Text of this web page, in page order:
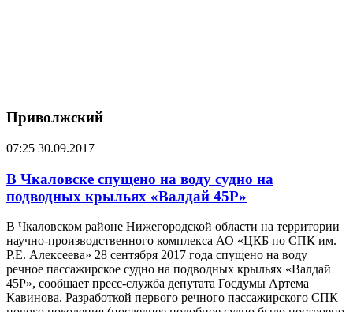
Приволжский
07:25 30.09.2017
В Чкаловске спущено на воду судно на
подводных крыльях «Валдай 45Р»
В Чкаловском районе Нижегородской области на территории
научно-производственного комплекса АО «ЦКБ по СПК им.
Р.Е. Алексеева» 28 сентября 2017 года спущено на воду
речное пассажирское судно на подводных крыльях «Валдай
45Р», сообщает пресс-служба депутата Госдумы Артема
Кавинова. Разработкой первого речного пассажирского СПК